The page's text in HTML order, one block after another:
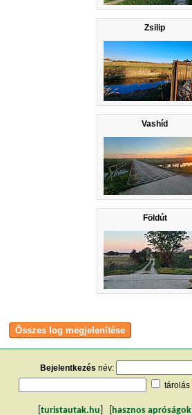
Zsilip
Vashíd
Földút
Bejelentkezés név:
tárolás
turistautak.hu hasznos apróságok